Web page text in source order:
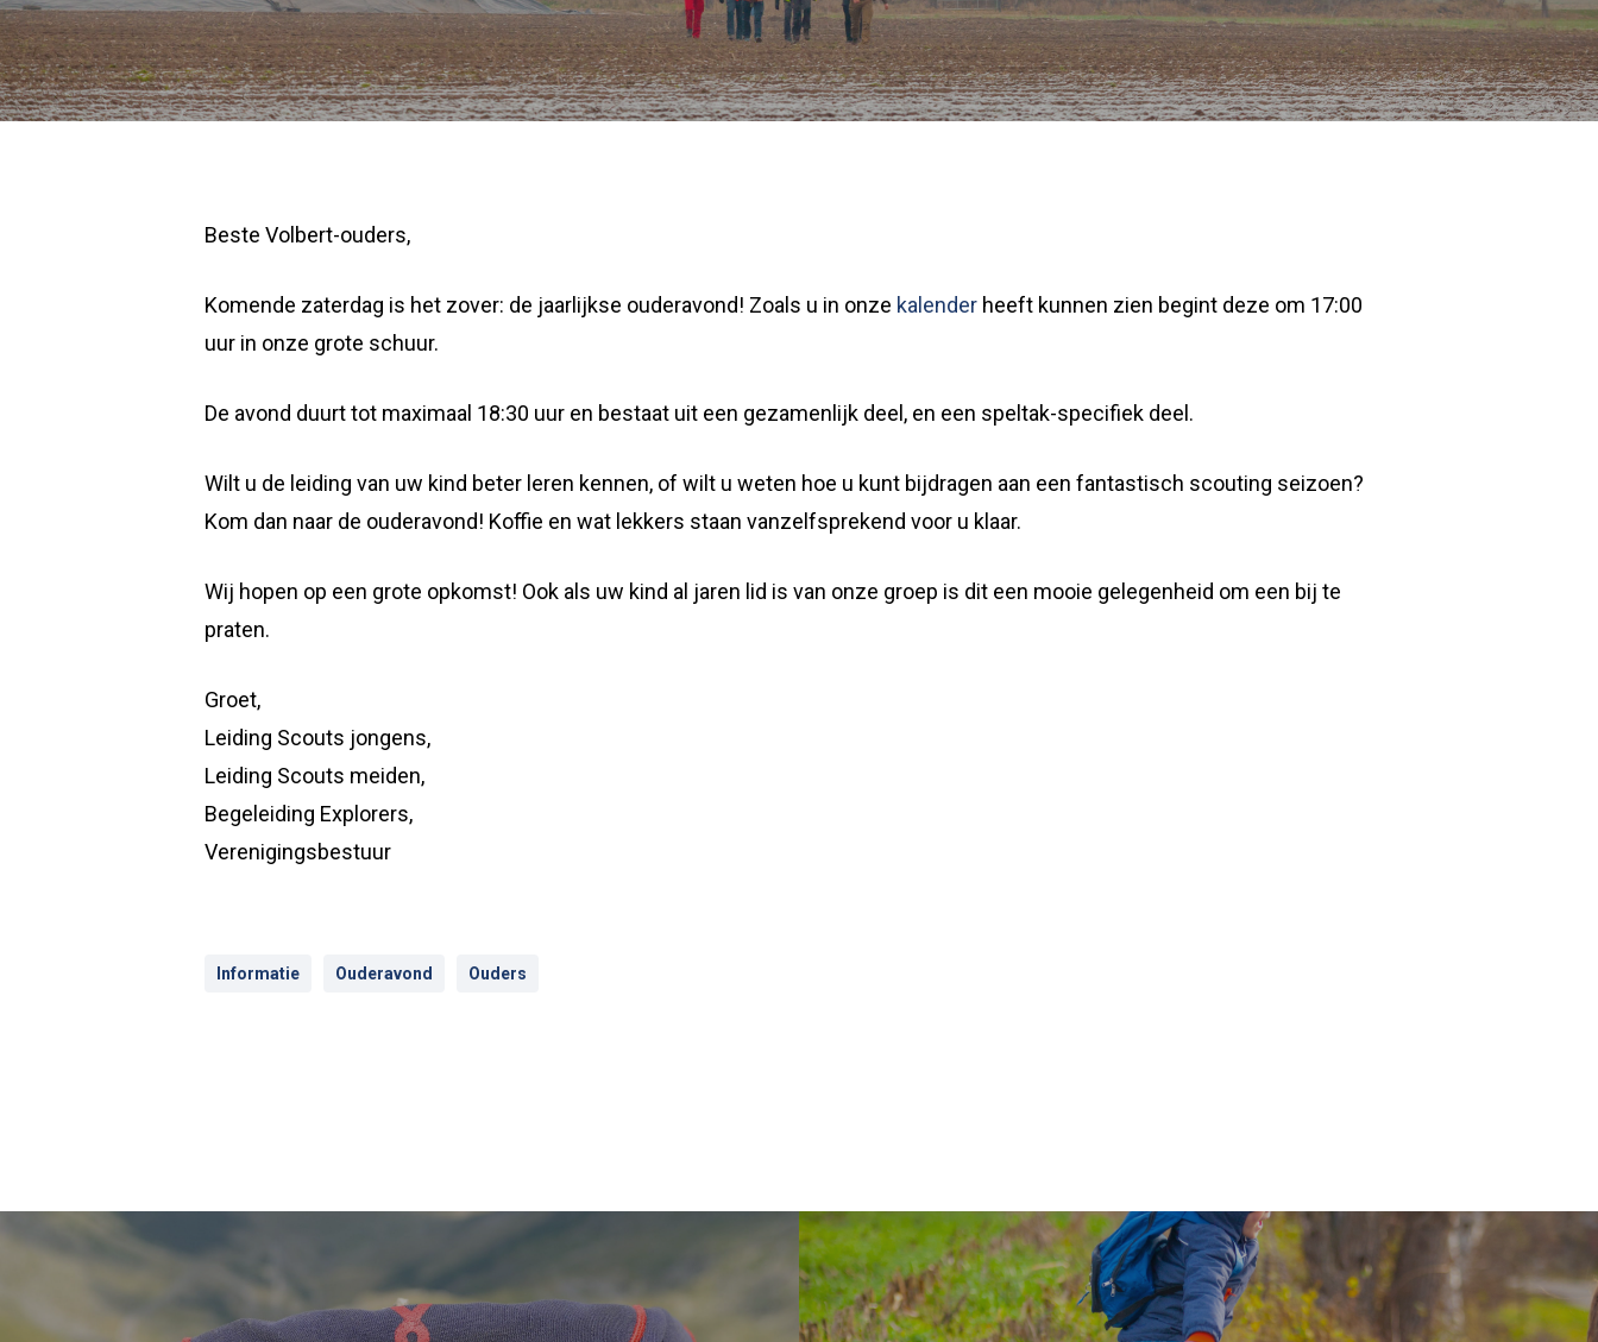
Beste Volbert-ouders,
Komende zaterdag is het zover: de jaarlijkse ouderavond! Zoals u in onze kalender heeft kunnen zien begint deze om 17:00
uur in onze grote schuur.
De avond duurt tot maximaal 18:30 uur en bestaat uit een gezamenlijk deel, en een speltak-specifiek deel.
Wilt u de leiding van uw kind beter leren kennen, of wilt u weten hoe u kunt bijdragen aan een fantastisch scouting seizoen?
Kom dan naar de ouderavond! Koffie en wat lekkers staan vanzelfsprekend voor u klaar.
Wij hopen op een grote opkomst! Ook als uw kind al jaren lid is van onze groep is dit een mooie gelegenheid om een bij te
praten.
Groet,
Leiding Scouts jongens,
Leiding Scouts meiden,
Begeleiding Explorers,
Verenigingsbestuur
Informatie Ouderavond Ouders